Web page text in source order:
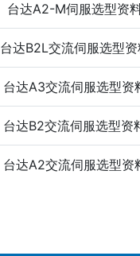
台达A2-M伺服选型资
台达B2L交流伺服选型资
台达A3交流伺服选型资
台达B2交流伺服选型资
台达A2交流伺服选型资